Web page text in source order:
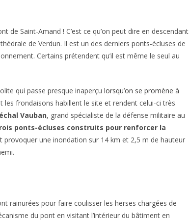
de Saint-Amand ! C’est ce qu’on peut dire en descendant
de Verdun. Il est un des derniers ponts-écluses de
Certains prétendent qu’il est même le seul au
qui passe presque inaperçu lorsqu’on se promène à
les frondaisons habillent le site et rendent celui-ci très
Vauban, grand spécialiste de la défense militaire au
ponts-écluses construits pour renforcer la
provoquer une inondation sur 14 km et 2,5 m de hauteur
rainurées pour faire coulisser les herses chargées de
du pont en visitant l’intérieur du bâtiment en